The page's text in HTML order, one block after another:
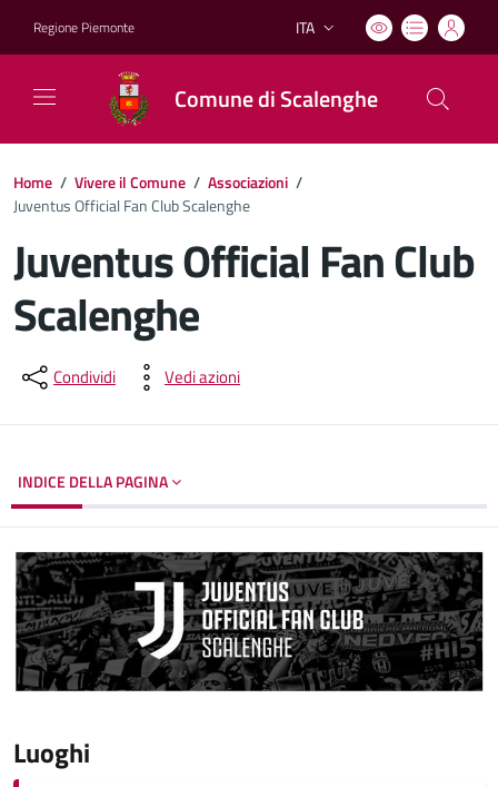
Regione Piemonte Lingua attiva:
ITA
Comune di Scalenghe
Home / Vivere il Comune / Associazioni /
Juventus Official Fan Club Scalenghe
Juventus Official Fan Club
Scalenghe
Dettagli del documento
Condividi Vedi azioni
INDICE DELLA PAGINA
Luoghi